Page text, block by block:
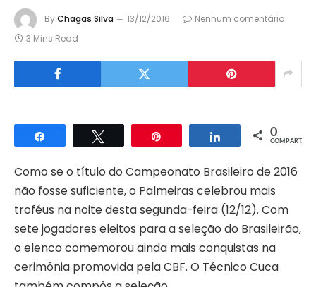
ByChagas Silva 13/12/2016
Nenhum comentário
3 Mins Read
Compartilhar Compartilhar
0
COMPART.
Como se o título do Campeonato Brasileiro de 2016
não fosse suficiente, o Palmeiras celebrou mais
troféus na noite desta segunda-feira (12/12). Com
sete jogadores eleitos para a seleção do Brasileirão,
o elenco comemorou ainda mais conquistas na
cerimônia promovida pela CBF. O Técnico Cuca